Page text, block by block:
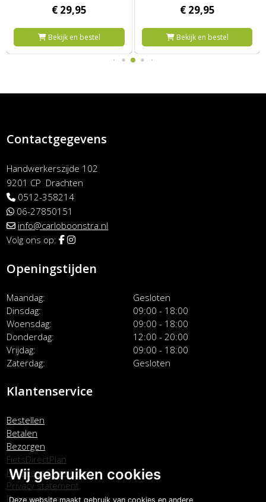
€ 29,95
Bekijk en bestel
€ 29,95
Bekijk en bestel
Contactgegevens
Handwerkerszijde 102
9201 CP Drachten
0512-358214
06-27850151
info@carloboonstra.nl
Volg ons op:
Openingstijden
Maandag
Gesloten
Dinsdag
09:00 - 18:00
Woensdag
09:00 - 18:00
Donderdag
12:00 - 20:00
Vrijdag
09:00 - 18:00
Zaterdag
Gesloten
Klantenservice
Bestellen
Betalen
Bezorgen
FietsDirectPlan
Klachtenafhandeling
Privacy statement
Retourneren
Wij gebruiken cookies
Deze website maakt gebruik van cookies en andere